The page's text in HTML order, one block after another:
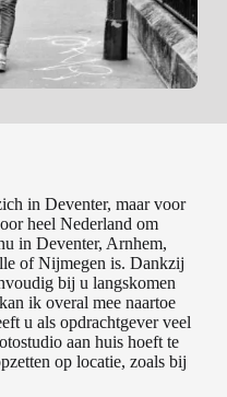
in Deventer, maar voor
heel Nederland om
in Deventer, Arnhem,
of Nijmegen is. Dankzij
bij u langskomen
ik overal mee naartoe
u als opdrachtgever veel
aan huis hoeft te
op locatie, zoals bij